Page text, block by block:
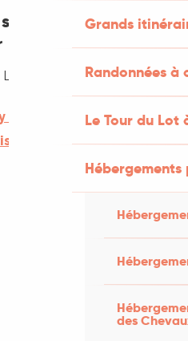
Grands
Randonnées
Le Tour du Lot
des
musical
Bourg, 46700 Saint-
rendre
en train !